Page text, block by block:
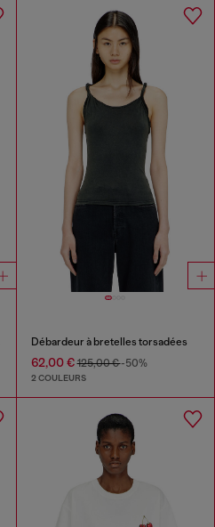
Débardeur à bretelles torsadées
62,00 €125,00 €-50%
2 COULEURS